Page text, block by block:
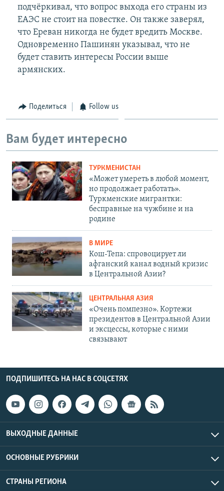
подчёркивал, что вопрос выхода его страны из
ЕАЭС не стоит на повестке. Он также заверял,
что Ереван никогда не будет вредить Москве.
Одновременно Пашинян указывал, что не
будет ставить интересы России выше
армянских.
Поделиться Follow us
Вам будет интересно
ТУРКМЕНИСТАН
«Может умереть в любой момент,
но продолжает работать».
Туркменские мигрантки:
бесправные на чужбине и на
родине
В МИРЕ
Кош-Тепа: спровоцирует ли
афганский канал водный кризис
в Центральной Азии?
ЦЕНТРАЛЬНАЯ АЗИЯ
«Очень помпезно». Кортежи
президентов в Центральной Азии
и эксцессы, которые с ними
связывают
ПОДПИШИТЕСЬ НА НАС В СОЦСЕТЯХ
ВЫХОДНЫЕ ДАННЫЕ
ОСНОВНЫЕ РУБРИКИ
СТРАНЫ РЕГИОНА